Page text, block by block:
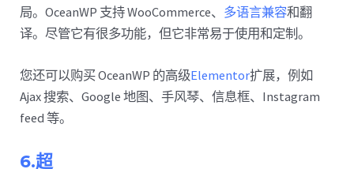
局。OceanWP 支持 WooCommerce、 多语言兼容和翻
译。尽管它有很多功能，但它非常易于使用和定制。
您还可以购买 OceanWP 的高级Elementor扩展，例如
Ajax 搜索、Google 地图、手风琴、信息框、Instagram
feed 等。
6.超